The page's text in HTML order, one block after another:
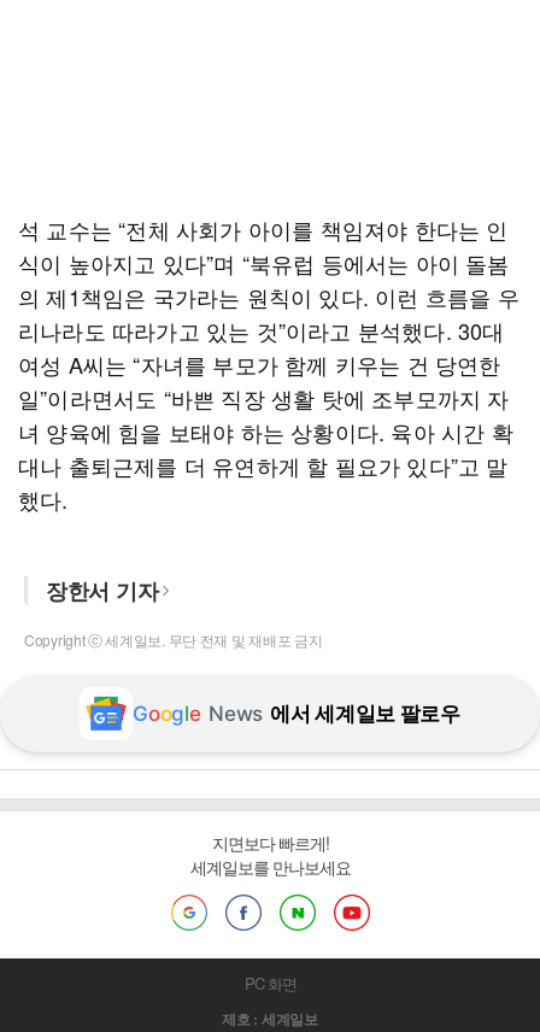
석 교수는 “전체 사회가 아이를 책임져야 한다는 인
식이 높아지고 있다”며 “북유럽 등에서는 아이 돌봄
의 제1책임은 국가라는 원칙이 있다. 이런 흐름을 우
리나라도 따라가고 있는 것”이라고 분석했다. 30대
여성 A씨는 “자녀를 부모가 함께 키우는 건 당연한
일”이라면서도 “바쁜 직장 생활 탓에 조부모까지 자
녀 양육에 힘을 보태야 하는 상황이다. 육아 시간 확
대나 출퇴근제를 더 유연하게 할 필요가 있다”고 말
했다.
장한서 기자
Copyright ⓒ 세계일보. 무단 전재 및 재배포 금지
Google News 에서 세계일보 팔로우
지면보다 빠르게!
세계일보를 만나보세요
PC 화면
제호 : 세계일보